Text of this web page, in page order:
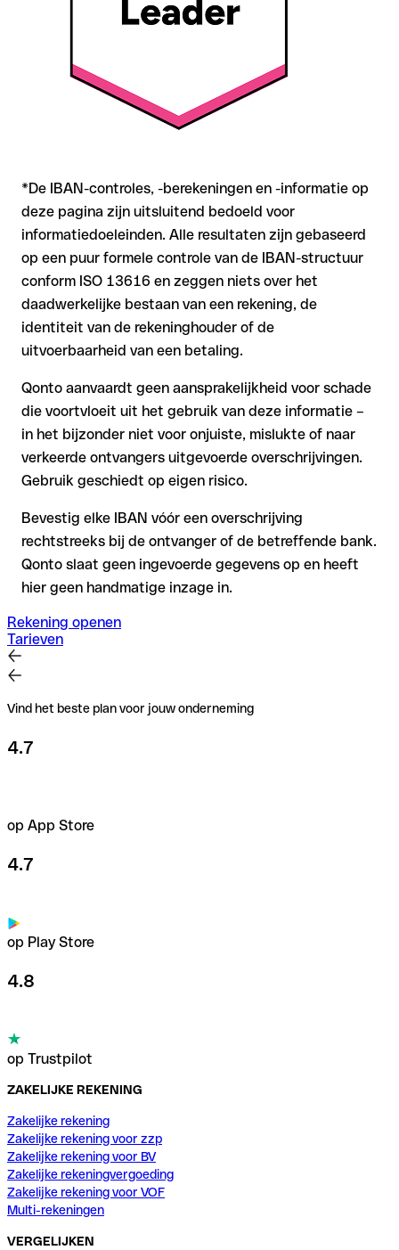
grotere bedragen of nieuwe zakenrelaties is deze
*De IBAN-controles, -berekeningen en -informatie op
deze pagina zijn uitsluitend bedoeld voor
informatiedoeleinden. Alle resultaten zijn gebaseerd
op een puur formele controle van de IBAN-structuur
conform ISO 13616 en zeggen niets over het
daadwerkelijke bestaan van een rekening, de
identiteit van de rekeninghouder of de
uitvoerbaarheid van een betaling.
Qonto aanvaardt geen aansprakelijkheid voor schade
die voortvloeit uit het gebruik van deze informatie –
in het bijzonder niet voor onjuiste, mislukte of naar
verkeerde ontvangers uitgevoerde overschrijvingen.
Gebruik geschiedt op eigen risico.
Bevestig elke IBAN vóór een overschrijving
rechtstreeks bij de ontvanger of de betreffende bank.
Qonto slaat geen ingevoerde gegevens op en heeft
hier geen handmatige inzage in.
Rekening openen
Tarieven
Vind het beste plan voor jouw onderneming
4.7
op App Store
4.7
op Play Store
4.8
op Trustpilot
ZAKELIJKE REKENING
Zakelijke rekening
Zakelijke rekening voor zzp
Zakelijke rekening voor BV
Zakelijke rekeningvergoeding
Zakelijke rekening voor VOF
Multi-rekeningen
VERGELIJKEN